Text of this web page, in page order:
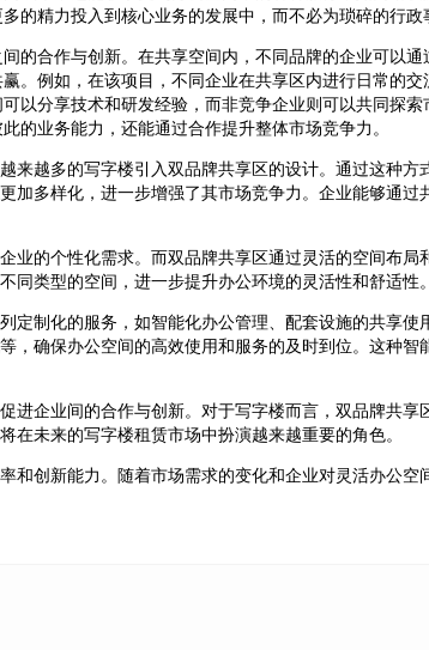
的精力投入到核心业务的发展中，而不必为琐碎的行政
的合作与创新。在共享空间内，不同品牌的企业可以通
。例如，在该项目，不同企业在共享区内进行日常的交
以分享技术和研发经验，而非竞争企业则可以共同探索
的业务能力，还能通过合作提升整体市场竞争力。
来越多的写字楼引入双品牌共享区的设计。通过这种方
加多样化，进一步增强了其市场竞争力。企业能够通过
业的个性化需求。而双品牌共享区通过灵活的空间布局
类型的空间，进一步提升办公环境的灵活性和舒适性。
定制化的服务，如智能化办公管理、配套设施的共享使
，确保办公空间的高效使用和服务的及时到位。这种智
进企业间的合作与创新。对于写字楼而言，双品牌共享
未来的写字楼租赁市场中扮演越来越重要的角色。
和创新能力。随着市场需求的变化和企业对灵活办公空